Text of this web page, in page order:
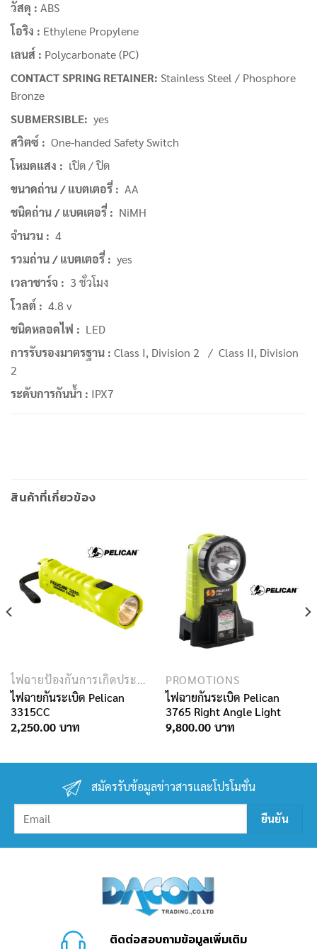
วัสดุ : ABS
โอริง : Ethylene Propylene
เลนส์ : Polycarbonate (PC)
CONTACT SPRING RETAINER: Stainless Steel / Phosphore
Bronze
SUBMERSIBLE: yes
สวิตซ์ : One-handed Safety Switch
โหมดแสง : เปิด / ปิด
ขนาดถ่าน / แบตเตอรี่ : AA
ชนิดถ่าน / แบตเตอรี่ : NiMH
จำนวน : 4
รวมถ่าน / แบตเตอรี่ : yes
เวลาชาร์จ : 3 ชั่วโมง
โวลต์ : 4.8 v
ชนิดหลอดไฟ : LED
การรับรองมาตรฐาน : Class I, Division 2 / Class II, Division
2
ระดับการกันน้ำ : IPX7
สินค้าที่เกี่ยวข้อง
ไฟฉายป้องกันการเกิดประกายไฟ
ไฟฉายกันระเบิด Pelican
3315CC
2,250.00
PROMOTIONS
ไฟฉายกันระเบิด Pelican
3765 Right Angle Light
9,800.00
สมัครรับข้อมูลข่าวสารเเละโปรโมชั่น
ติดต่อสอบถามข้อมูลเพิ่มเติม